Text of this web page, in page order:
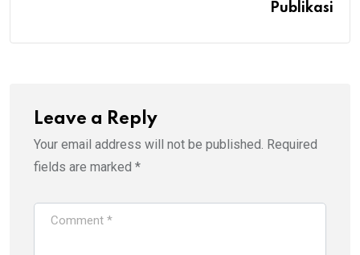
Publikasi
Leave a Reply
Your email address will not be published. Required
fields are marked *